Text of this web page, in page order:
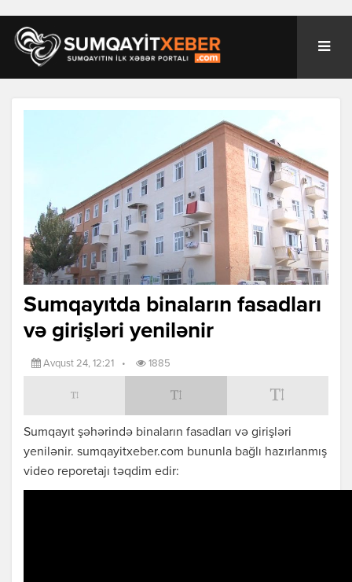
Sumqayıtda binaların fasadları
və girişləri yenilənir
Avqust 24, 12:21 • 1885
Sumqayıt şəhərində binaların fasadları və girişləri
yenilənir. sumqayitxeber.com bununla bağlı hazırlanmış
video reporetajı təqdim edir: